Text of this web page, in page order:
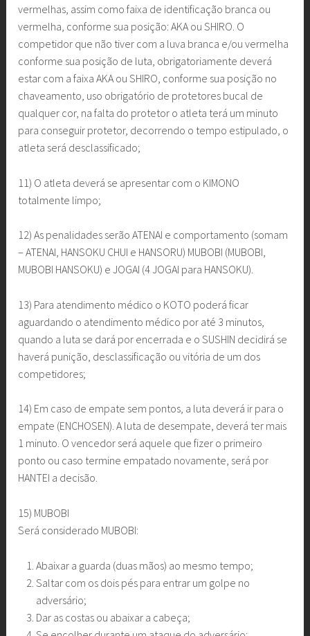
vermelhas, assim como faixa de identificação branca ou
vermelha, conforme sua posição: AKA ou SHIRO. O
competidor que não tiver com a luva branca e/ou vermelha
conforme sua posição de luta, obrigatoriamente deverá
estar com a faixa AKA ou SHIRO, conforme sua posição no
chaveamento, uso obrigatório de protetores bucal de
qualquer cor, na falta do protetor o atleta terá um minuto
para conseguir protetor, decorrendo o tempo estipulado, o
atleta será desclassificado;
11) O atleta deverá se apresentar com o KIMONO
totalmente limpo;
12) As penalidades serão ATENAI e comportamento (somam
– ATENAI, HANSOKU CHUI e HANSORU) MUBOBI (MUBOBI,
MUBOBI HANSOKU) e JOGAI (4 JOGAI para HANSOKU).
13) Para atendimento médico o KOTO poderá ficar
aguardando o atendimento médico por até 3 minutos,
quando a luta se dará por encerrada e o SUSHIN decidirá se
haverá punição, desclassificação ou vitória de um dos
competidores;
14) Em caso de empate sem pontos, a luta deverá ir para o
empate (ENCHOSEN). A luta de desempate, deverá ter mais
1 minuto. O vencedor será aquele que fizer o primeiro
ponto ou caso termine empatado novamente, será por
HANTEI a decisão.
15) MUBOBI
Será considerado MUBOBI:
Abaixar a guarda (duas mãos) ao mesmo tempo;
Saltar com os dois pés para entrar um golpe no
adversário;
Dar as costas ou abaixar a cabeça;